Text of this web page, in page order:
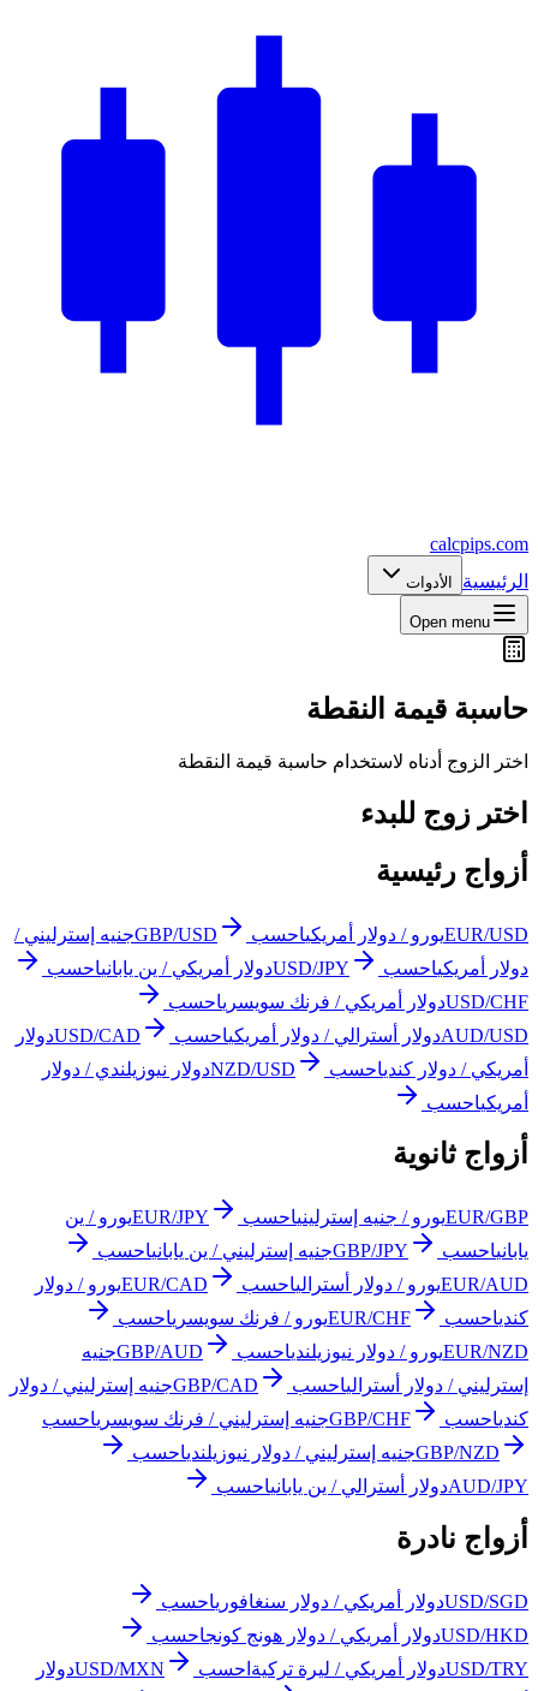
calcpips.com
الرئيسية
الأدوات
Open menu
حاسبة قيمة النقطة
اختر الزوج أدناه لاستخدام حاسبة قيمة النقطة
اختر زوج للبدء
أزواج رئيسية
EUR/USDيورو / دولار أمريكياحسب GBP/USDجنيه إسترليني /
دولار أمريكياحسب USD/JPYدولار أمريكي / ين يابانياحسب
USD/CHFدولار أمريكي / فرنك سويسرياحسب
AUD/USDدولار أسترالي / دولار أمريكياحسب USD/CADدولار
أمريكي / دولار كندياحسب NZD/USDدولار نيوزيلندي / دولار
أمريكياحسب
أزواج ثانوية
EUR/GBPيورو / جنيه إسترلينياحسب EUR/JPYيورو / ين
يابانياحسب GBP/JPYجنيه إسترليني / ين يابانياحسب
EUR/AUDيورو / دولار أسترالياحسب EUR/CADيورو / دولار
كندياحسب EUR/CHFيورو / فرنك سويسرياحسب
EUR/NZDيورو / دولار نيوزيلندياحسب GBP/AUDجنيه
إسترليني / دولار أسترالياحسب GBP/CADجنيه إسترليني / دولار
كندياحسب GBP/CHFجنيه إسترليني / فرنك سويسرياحسب
GBP/NZDجنيه إسترليني / دولار نيوزيلندياحسب
AUD/JPYدولار أسترالي / ين يابانياحسب
أزواج نادرة
USD/SGDدولار أمريكي / دولار سنغافورياحسب
USD/HKDدولار أمريكي / دولار هونج كونجاحسب
USD/TRYدولار أمريكي / ليرة تركية احسب USD/MXNدولار